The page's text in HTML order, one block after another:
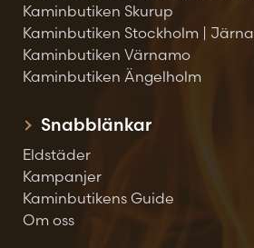
Kaminbutiken Skurup
Kaminbutiken Stockholm | Järna
Kaminbutiken Värnamo
Kaminbutiken Ängelholm
Snabblänkar
Eldstäder
Kampanjer
Kaminbutikens Guide
Om oss